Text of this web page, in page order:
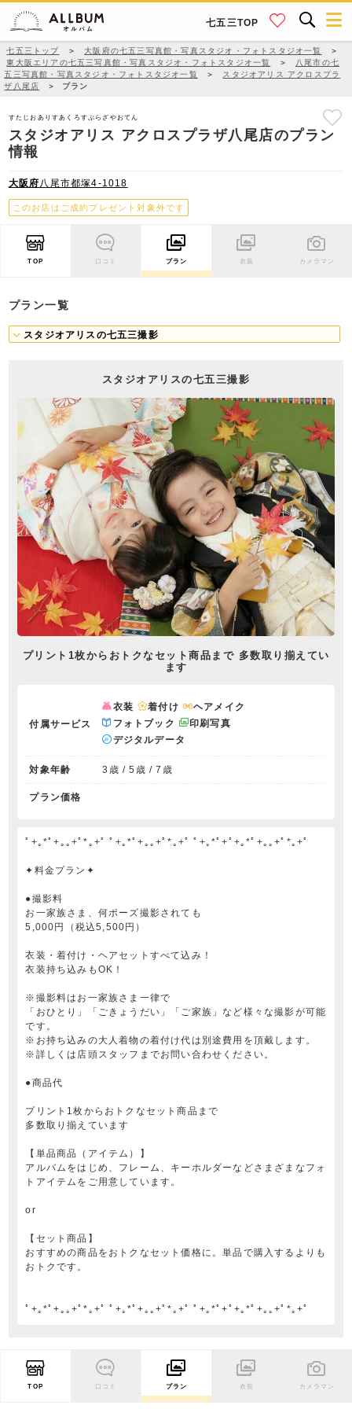
七五三TOP
七五三トップ ＞ 大阪府の七五三写真館・写真スタジオ・フォトスタジオ一覧
＞
東大阪エリアの七五三写真館・写真スタジオ・フォトスタジオ一覧
＞
八尾市の七
五三写真館・写真スタジオ・フォトスタジオ一覧
＞
スタジオアリス アクロスプラ
ザ八尾店
＞ プラン
すたじおありすあくろすぷらざやおてん
スタジオアリス アクロスプラザ八尾店のプラン
情報
大阪府八尾市都塚4-1018
このお店はご成約プレゼント対象外です
TOP 口コミ プラン 衣装 カメラマン
プラン一覧
スタジオアリスの七五三撮影
スタジオアリスの七五三撮影
プリント1枚からおトクなセット商品まで 多数取り揃えてい
ます
付属サービス
衣装 着付け
ヘアメイク
フォトブック
印刷写真
デジタルデータ
対象年齢 3歳 / 5歳 / 7歳
プラン価格
ﾟ+｡*ﾟ+｡｡+ﾟ*｡+ﾟ ﾟ+｡*ﾟ+｡｡+ﾟ*｡+ﾟ ﾟ+｡*ﾟ+ﾟ+｡*ﾟ+｡｡+ﾟ*｡+ﾟ
✦料金プラン✦
●撮影料
お一家族さま、何ポーズ撮影されても
5,000円（税込5,500円）
衣装・着付け・ヘアセットすべて込み！
衣装持ち込みもOK！
※撮影料はお一家族さま一律で
「おひとり」「ごきょうだい」「ご家族」など様々な撮影が可能
です。
※お持ち込みの大人着物の着付け代は別途費用を頂戴します。
※詳しくは店頭スタッフまでお問い合わせください。
●商品代
プリント1枚からおトクなセット商品まで
多数取り揃えています
【単品商品（アイテム）】
アルバムをはじめ、フレーム、キーホルダーなどさまざまなフォ
トアイテムをご用意しています。
or
【セット商品】
おすすめの商品をおトクなセット価格に。単品で購入するよりも
おトクです。
ﾟ+｡*ﾟ+｡｡+ﾟ*｡+ﾟ ﾟ+｡*ﾟ+｡｡+ﾟ*｡+ﾟ ﾟ+｡*ﾟ+ﾟ+｡*ﾟ+｡｡+ﾟ*｡+ﾟ
TOP 口コミ プラン 衣装 カメラマン